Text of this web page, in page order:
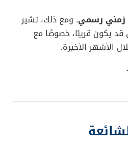
زمني رسمي. ومع ذلك، تشير
قد يكون قريبًا، خصوصًا مع